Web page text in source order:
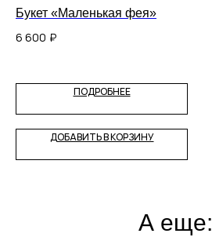
Букет «Маленькая фея»
6 600 ₽
ПОДРОБНЕЕ
ДОБАВИТЬ В КОРЗИНУ
А еще: